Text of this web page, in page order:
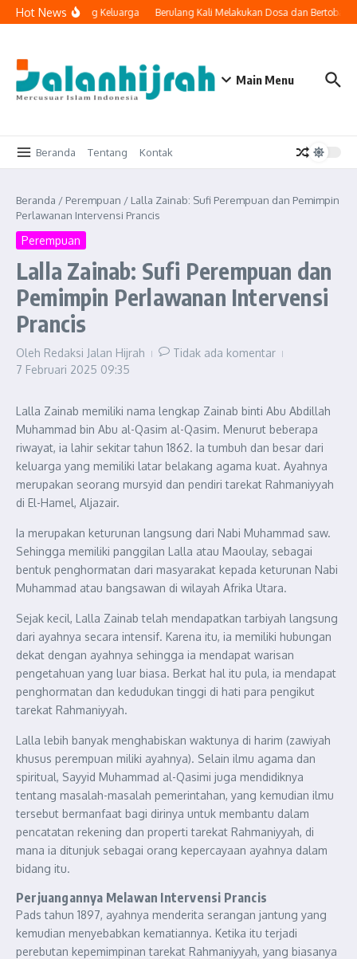
Lewati ke konten
Hot News
Masuk ke Ruang Keluarga Berulang Kali Melakukan Dosa dan Bertobat,
Main Menu
Beranda Tentang Kontak
Beranda / Perempuan / Lalla Zainab: Sufi Perempuan dan Pemimpin
Perlawanan Intervensi Prancis
Perempuan
Lalla Zainab: Sufi Perempuan dan
Pemimpin Perlawanan Intervensi
Prancis
Oleh Redaksi Jalan Hijrah
Tidak ada komentar
7 Februari 2025 09:35
Lalla Zainab memiliki nama lengkap Zainab binti Abu Abdillah
Muhammad bin Abu al-Qasim al-Qasim. Menurut beberapa
riwayat, ia lahir sekitar tahun 1862. Ia tumbuh dan besar dari
keluarga yang memiliki latar belakang agama kuat. Ayahnya
merupakan seorang mursyid dan pendiri tarekat Rahmaniyyah
di El-Hamel, Aljazair.
Ia merupakan keturunan langsung dari Nabi Muhammad saw.
Sehingga memiliki panggilan Lalla atau Maoulay, sebagai
bentuk penghormatan dari masyarakat kepada keturunan Nabi
Muhammad atau bangsawan di wilayah Afrika Utara.
Sejak kecil, Lalla Zainab telah mendapatkan tarbiyah langsung
dari ayahnya secara intensif. Karena itu, ia memiliki hubungan
dekat dengan ayahnya sehingga ia mendapat warisan
pengetahuan yang luar biasa. Berkat hal itu pula, ia mendapat
penghormatan dan kedudukan tinggi di hati para pengikut
tarekat Rahmaniyyah.
Lalla lebih banyak menghabiskan waktunya di harim (zawiyah
khusus perempuan miliki ayahnya). Selain ilmu agama dan
spiritual, Sayyid Muhammad al-Qasimi juga mendidiknya
tentang masalah-masalah pemerintahan, yang kemudian ilmu
tersebut bermanfaat bagi dirinya untuk membantu dalam
pencatatan rekening dan properti tarekat Rahmaniyyah, di
mana ia ditunjuk sebagai orang kepercayaan ayahnya dalam
bidang itu.
Perjuangannya Melawan Intervensi Prancis
Pads tahun 1897, ayahnya menderita serangan jantung yang
kemudian menyebabkan kematiannya. Ketika itu terjadi
perebutan kepemimpinan tarekat Rahmaniyyah, yang biasanya